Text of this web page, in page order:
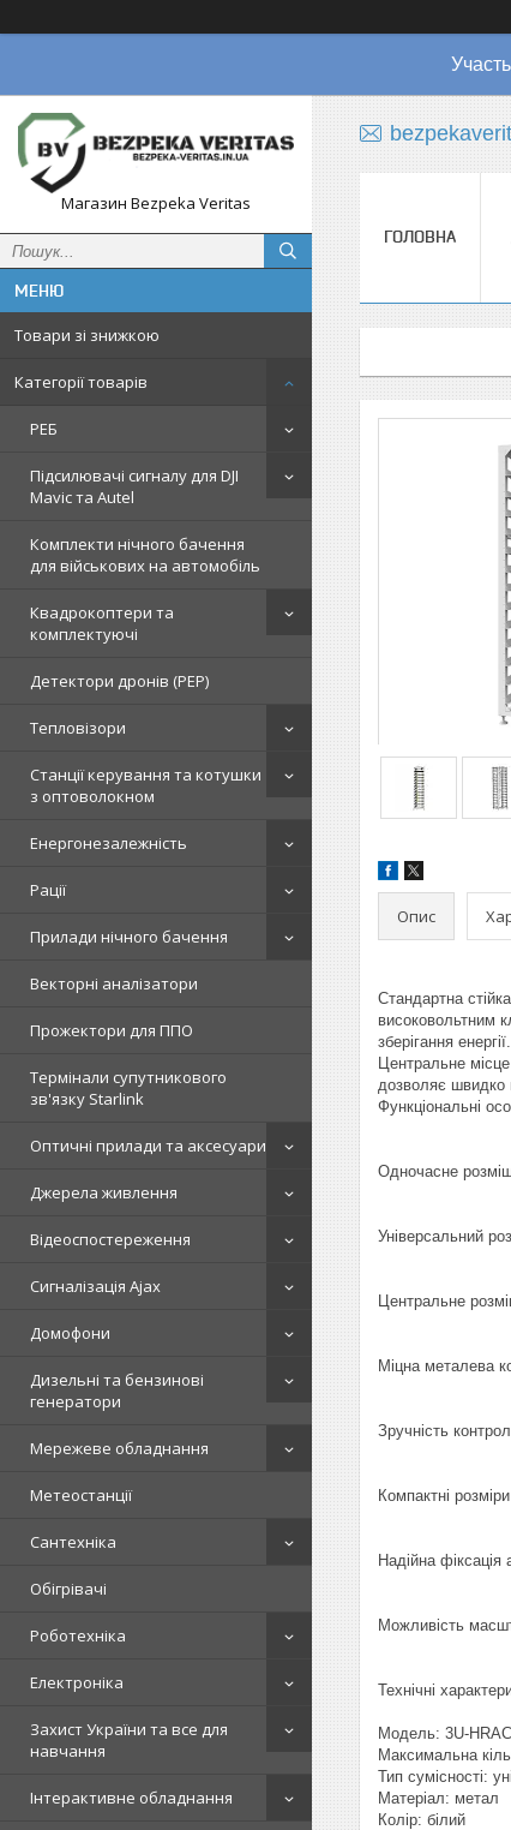
Магазин Bezpeka Veritas
Товари зі знижкою
Категорії товарів
РЕБ
Підсилювачі сигналу для DJI
Mavic та Autel
Комплекти нічного бачення
для військових на автомобіль
Квадрокоптери та
комплектуючі
Детектори дронів (РЕР)
Тепловізори
Станції керування та котушки
з оптоволокном
Енергонезалежність
Рації
Прилади нічного бачення
Векторні аналізатори
Прожектори для ППО
Термінали супутникового
зв'язку Starlink
Оптичні прилади та аксесуари
Джерела живлення
Відеоспостереження
Сигналізація Ajax
Домофони
Дизельні та бензинові
генератори
Мережеве обладнання
Метеостанції
Сантехніка
Обігрівачі
Роботехніка
Електроніка
Захист України та все для
навчання
Інтерактивне обладнання
ГОЛОВНА
Опис
Стандартна
високовольтним
зберігання
Центральне
дозволяє швидко
Функціональні
Одночасне
Універсальний
Центральне
Міцна металева
Зручність
Компактні
Надійна
Можливість
Технічні
Модель: 3U-
Максимальна
Тип сумісності:
Матеріал: метал
Колір: білий